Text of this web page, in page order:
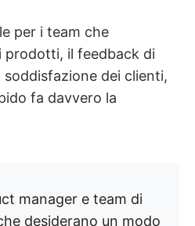
per i team che
prodotti, il feedback di
dei clienti,
fa davvero la
manager e team di
desiderano un modo